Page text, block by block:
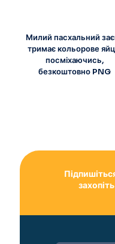
Милий пасхальний
тримає кольорове
посміхаючись,
безкоштовно PNG
захопіть